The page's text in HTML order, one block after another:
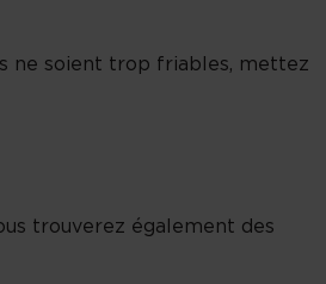
ne soient trop friables, mettez
trouverez également des